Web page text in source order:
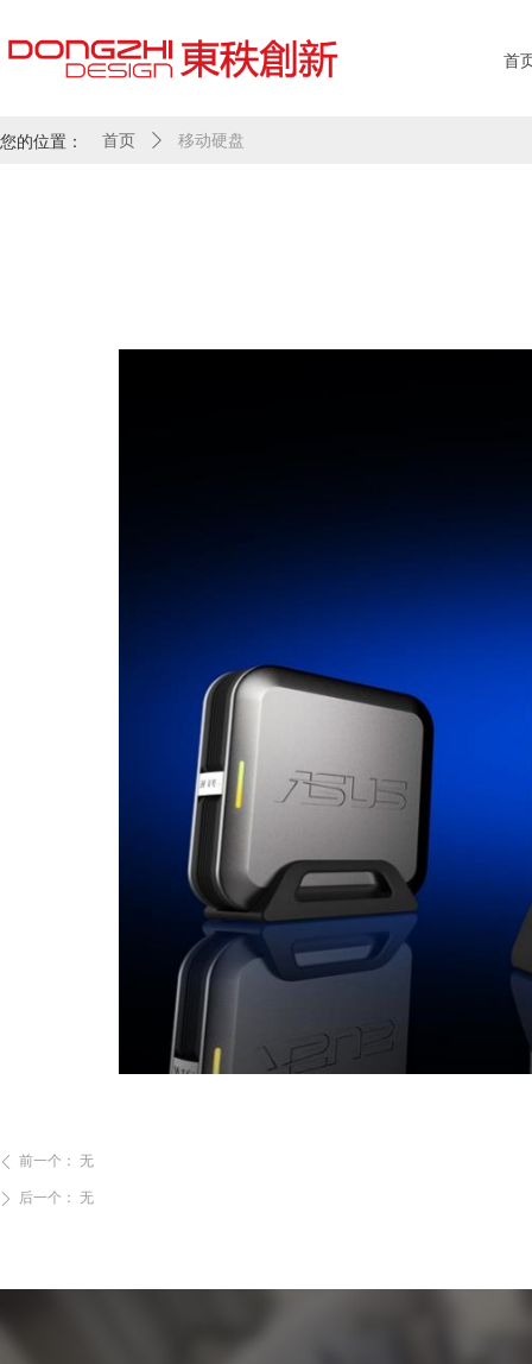
首
ꄴ 前一个： 无
您的位置： 首页 ꄲ 移动硬盘
ꄲ 后一个： 无